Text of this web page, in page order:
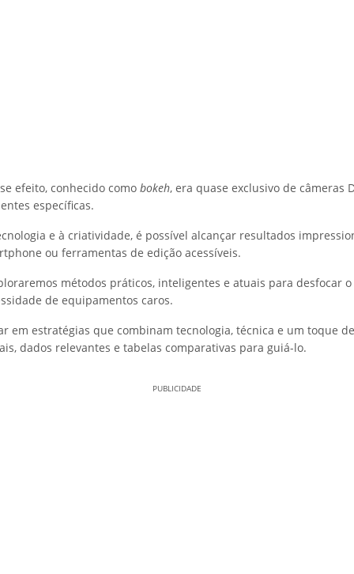
efeito, conhecido como bokeh, era quase exclusivo de câmeras
específicas.
e à criatividade, é possível alcançar resultados
ou ferramentas de edição acessíveis.
métodos práticos, inteligentes e atuais para desfocar
de equipamentos caros.
em estratégias que combinam tecnologia, técnica e um toque
dados relevantes e tabelas comparativas para guiá-lo.
PUBLICIDADE